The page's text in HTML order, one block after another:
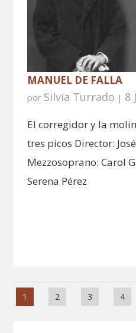
MANUEL DE FALLA
por Silvia Turrado | 8
El corregidor y la
tres picos Director:
Mezzosoprano: Carol
Serena Pérez
1 2 3 4